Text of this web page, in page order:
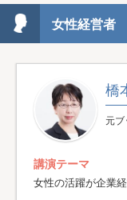
女性経営者
橋
元ブ
講演テーマ
女性の活躍が企業